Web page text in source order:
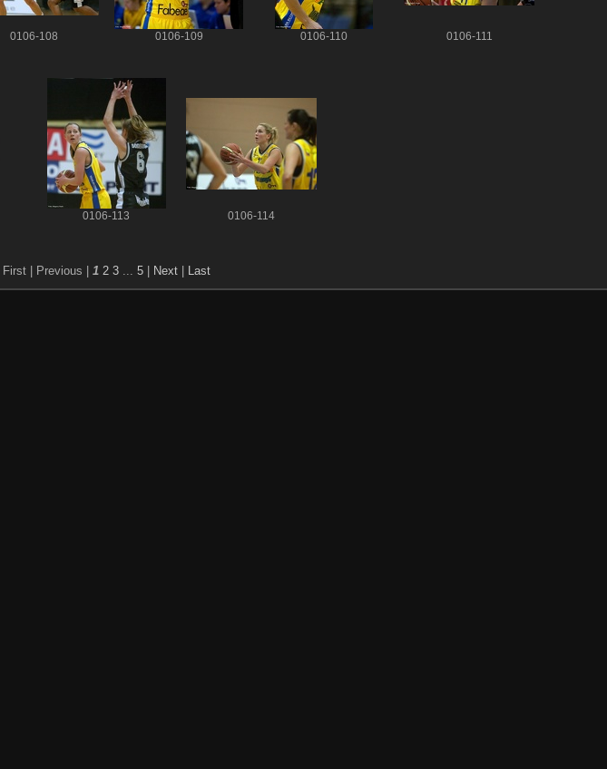
0106-108 0106-109 0106-110 0106-111
0106-113 0106-114
First | Previous | 1 2 3... 5 Next Last